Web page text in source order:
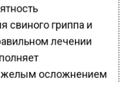
свиного гриппа и
лечении
осложнением